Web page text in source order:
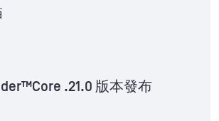
.21.0 版本發布